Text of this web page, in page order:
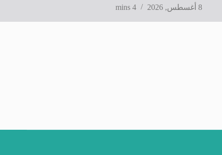
8 أغسطس, 2026
4 mins